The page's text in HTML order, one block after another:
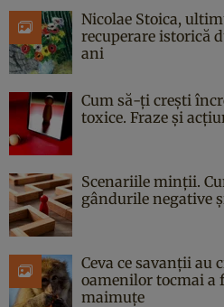
Nicolae Stoica,
recuperare istorică
ani
Cum să-ți crești
toxice. Fraze și
Scenariile minții.
gândurile negative
Ceva ce savanții au
oamenilor tocmai a
maimuțe